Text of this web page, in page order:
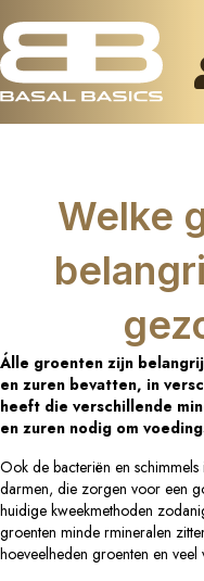
Welke
Álle groenten zijn
en zuren bevatten, in
heeft die verschillende
en zuren nodig om
Ook de bacteriën en
darmen, die zorgen voor een
huidige kweekmethoden
groenten minde rmineralen
hoeveelheden groenten en veel